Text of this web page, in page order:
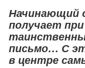
Начинающий
получает при
письмо… С
в центре